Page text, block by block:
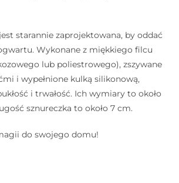
starannie zaprojektowana, by oddać
Wykonane z miękkiego filcu
lub poliestrowego), zszywane
i wypełnione kulką silikonową,
i trwałość. Ich wymiary to około
sznureczka to około 7 cm.
do swojego domu!